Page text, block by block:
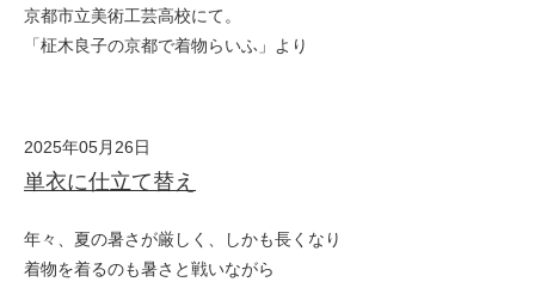
京都市立美術工芸高校にて。
「柾木良子の京都で着物らいふ」より
2025年05月26日
単衣に仕立て替え
年々、夏の暑さが厳しく、しかも長くなり
着物を着るのも暑さと戦いながら